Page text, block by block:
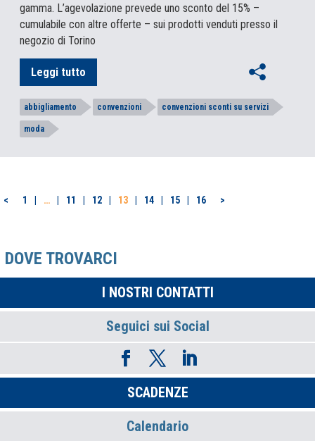
gamma. L’agevolazione prevede uno sconto del 15% –
cumulabile con altre offerte – sui prodotti venduti presso il
negozio di Torino
Leggi tutto
abbigliamento convenzioni convenzioni sconti su servizi
moda
PAGINAZIONE
ARTICOLI
< 1 … 11 12 13 14 15 16 >
DOVE TROVARCI
I NOSTRI CONTATTI
Seguici sui Social
SCADENZE
Calendario